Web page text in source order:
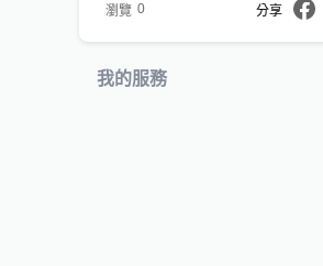
瀏覽 0 分享
我的服務